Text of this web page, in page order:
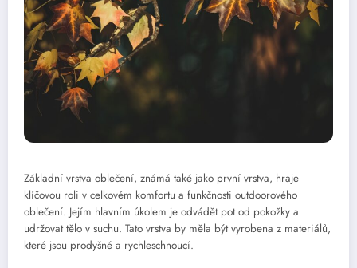
Základní vrstva oblečení, známá také jako první vrstva, hraje
klíčovou roli v celkovém komfortu a funkčnosti outdoorového
oblečení. Jejím hlavním úkolem je odvádět pot od pokožky a
udržovat tělo v suchu. Tato vrstva by měla být vyrobena z materiálů,
které jsou prodyšné a rychleschnoucí.